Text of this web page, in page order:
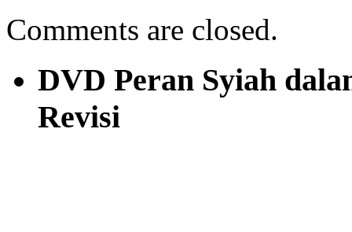
Comments are closed.
DVD Peran Syiah
Revisi